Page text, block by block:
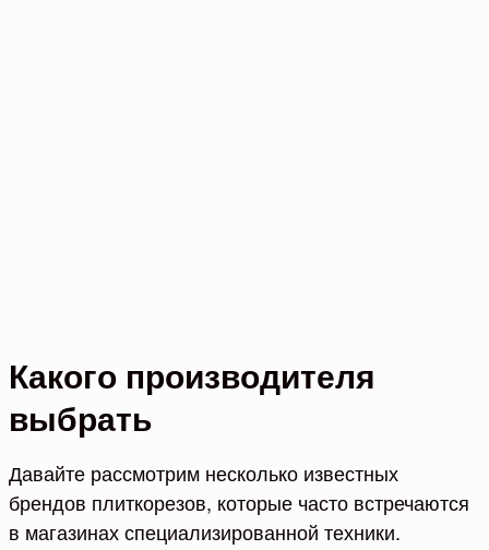
Какого производителя
выбрать
Давайте рассмотрим несколько известных
брендов плиткорезов, которые часто встречаются
в магазинах специализированной техники.